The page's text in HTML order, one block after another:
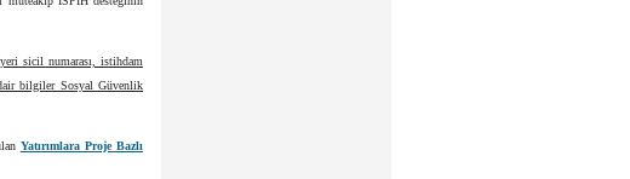
sicil numarası, istihdam
bilgiler Sosyal Güvenlik
Yatırımlara Proje Bazlı